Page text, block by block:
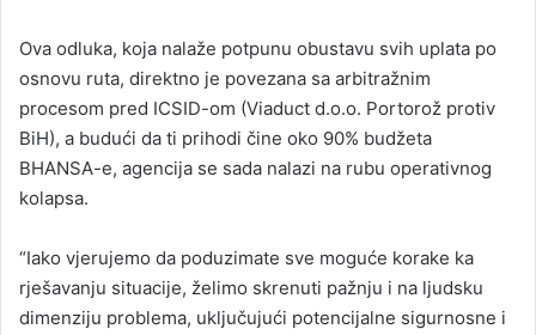
Ova odluka, koja nalaže potpunu obustavu svih uplata po
osnovu ruta, direktno je povezana sa arbitražnim
procesom pred ICSID-om (Viaduct d.o.o. Portorož protiv
BiH), a budući da ti prihodi čine oko 90% budžeta
BHANSA-e, agencija se sada nalazi na rubu operativnog
kolapsa.
“Iako vjerujemo da poduzimate sve moguće korake ka
rješavanju situacije, želimo skrenuti pažnju i na ljudsku
dimenziju problema, uključujući potencijalne sigurnosne i